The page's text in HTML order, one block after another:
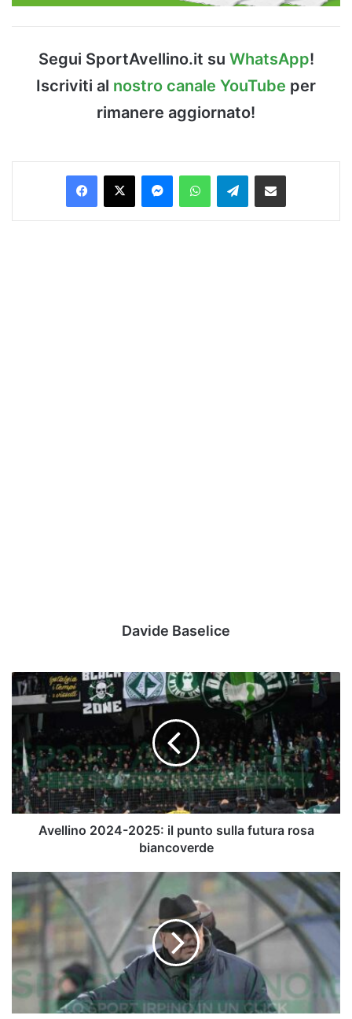
Segui SportAvellino.it su WhatsApp!
Iscriviti al nostro canale YouTube per
rimanere aggiornato!
Facebook
X MessengerWhatsAppTelegramCondividi via Email
Davide Baselice
Avellino
2024-
2025:
punto
sulla
futura
rosa
biancoverde
Avellino 2024-2025: il punto sulla futura rosa
biancoverde
Perinetti,
quale
futuro?
Lui
si
affida
Confucio:
"Felicità